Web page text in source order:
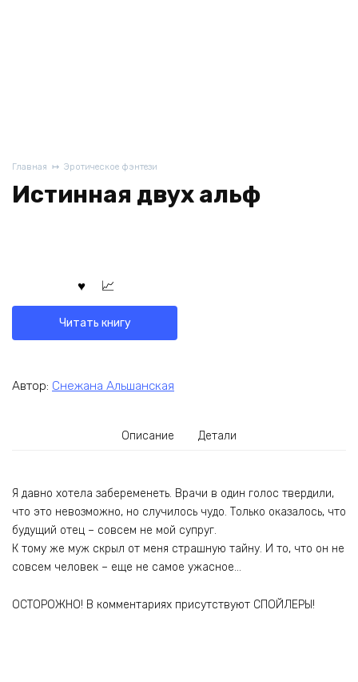
Главная Эротическое фэнтези
Истинная двух альф
Читать книгу
Автор: Снежана Альшанская
Описание Детали
Я давно хотела забеременеть. Врачи в один голос твердили,
что это невозможно, но случилось чудо. Только оказалось, что
будущий отец – совсем не мой супруг.
К тому же муж скрыл от меня страшную тайну. И то, что он не
совсем человек – еще не самое ужасное…
ОСТОРОЖНО! В комментариях присутствуют СПОЙЛЕРЫ!